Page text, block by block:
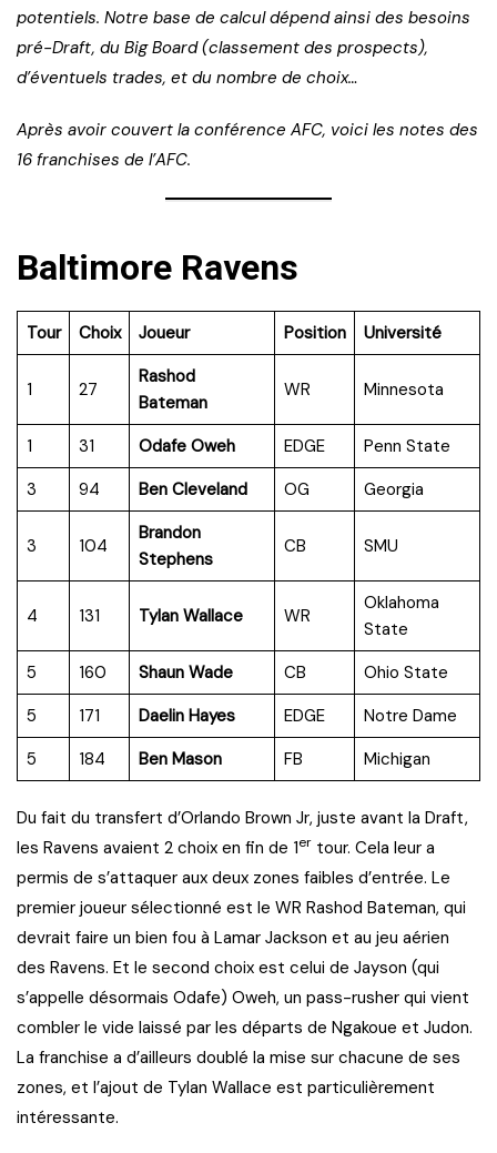
potentiels. Notre base de calcul dépend ainsi des besoins
pré-Draft, du Big Board (classement des prospects),
d’éventuels trades, et du nombre de choix…
Après avoir couvert la conférence AFC, voici les notes des
16 franchises de l’AFC.
Baltimore Ravens
Tour Choix Joueur Position Université
1 27
Rashod
Bateman
WR Minnesota
1 31 Odafe Oweh EDGE
Penn State
3
94 Ben Cleveland OG Georgia
3 104
Brandon
Stephens
CB SMU
4 131 Tylan Wallace WR
Oklahoma
State
5
160 Shaun Wade CB
Ohio State
5
171 Daelin Hayes EDGE
Notre Dame
5
184 Ben Mason FB Michigan
Du fait du transfert d’Orlando Brown Jr, juste avant la Draft,
les Ravens avaient 2 choix en fin de 1er tour. Cela leur a
permis de s’attaquer aux deux zones faibles d’entrée. Le
premier joueur sélectionné est le WR Rashod Bateman, qui
devrait faire un bien fou à Lamar Jackson et au jeu aérien
des Ravens. Et le second choix est celui de Jayson (qui
s’appelle désormais Odafe) Oweh, un pass-rusher qui vient
combler le vide laissé par les départs de Ngakoue et Judon.
La franchise a d’ailleurs doublé la mise sur chacune de ses
zones, et l’ajout de Tylan Wallace est particulièrement
intéressante.